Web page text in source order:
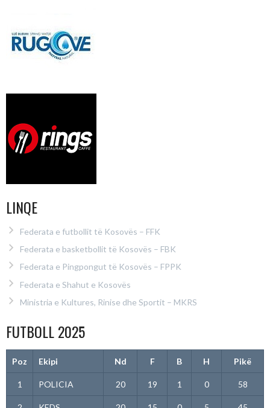
LINQE
Federata e futbollit të Kosovës – FFK
Federata e basketbollit të Kosovës – FBK
Federata e Pingpongut të Kosovës – FPPK
Federata e Shahut e Kosovës
Ministria e Kultures, Rinise dhe Sportit – MKRS
FUTBOLL 2025
Poz Ekipi Nd F B H Pikë
1 POLICIA 20 19 1 0 58